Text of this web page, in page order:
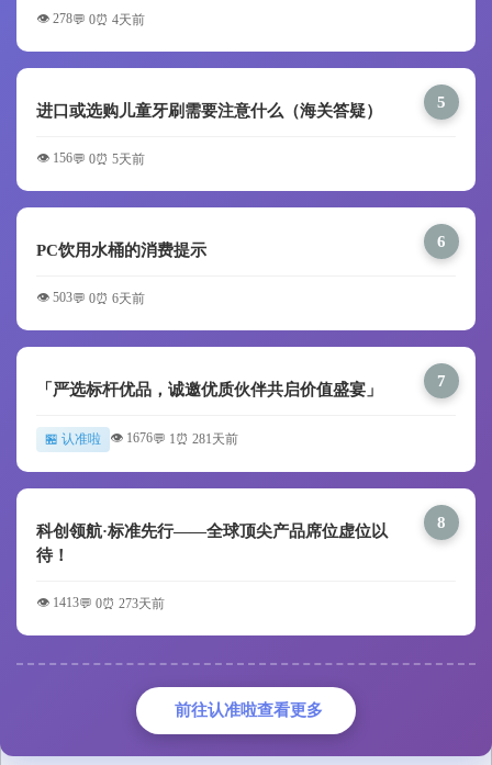
👁️ 278💬 0⏰ 4天前
5
进口或选购儿童牙刷需要注意什么（海关答疑）
👁️ 156💬 0⏰ 5天前
6
PC饮用水桶的消费提示
👁️ 503💬 0⏰ 6天前
7
「严选标杆优品，诚邀优质伙伴共启价值盛宴」
🏪 认准啦 👁️ 1676💬 1⏰ 281天前
8
科创领航·标准先行——全球顶尖产品席位虚位以
待！
👁️ 1413💬 0⏰ 273天前
前往认准啦查看更多